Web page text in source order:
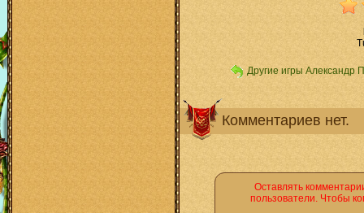
Другие игры Александр
Комментариев нет.
Оставлять
пользователи. Чтобы